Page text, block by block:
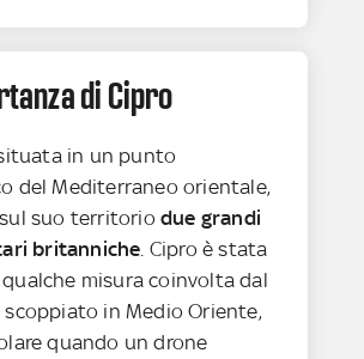
di Cipro
situata in un punto
del Mediterraneo orientale,
suo territoriodue grandi
britanniche . Cipro è stata
misura coinvolta dal
in Medio Oriente,
quando un drone